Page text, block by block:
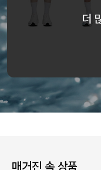
매거진 속 상품